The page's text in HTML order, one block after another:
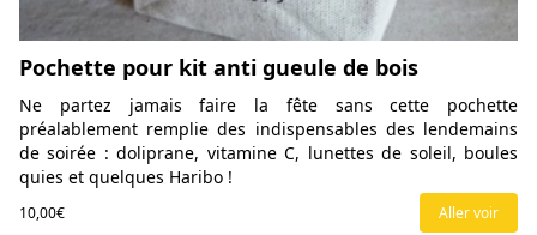
Pochette pour kit anti gueule de bois
Ne partez jamais faire la fête sans cette pochette
préalablement remplie des indispensables des lendemains
de soirée : doliprane, vitamine C, lunettes de soleil, boules
quies et quelques Haribo !
10,00€ Aller voir